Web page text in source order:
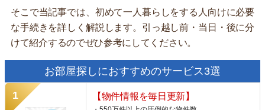
そこで当記事では、初めて一人暮らしをする人向けに必要
な手続きを詳しく解説します。引っ越し前・当日・後に分
けて紹介するのでぜひ参考にしてください。
お部屋探しにおすすめのサービス3選
【物件情報を毎日更新】